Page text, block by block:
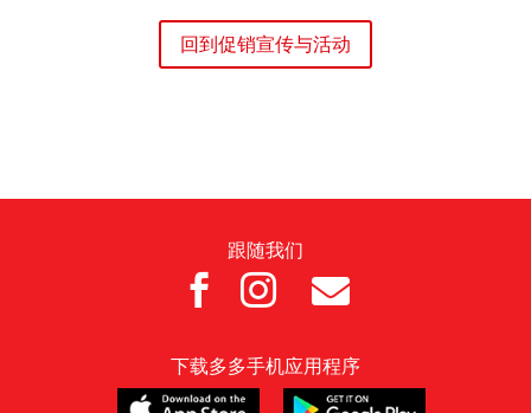
回到促销宣传与活动
跟随我们
  
下载多多手机应用程序